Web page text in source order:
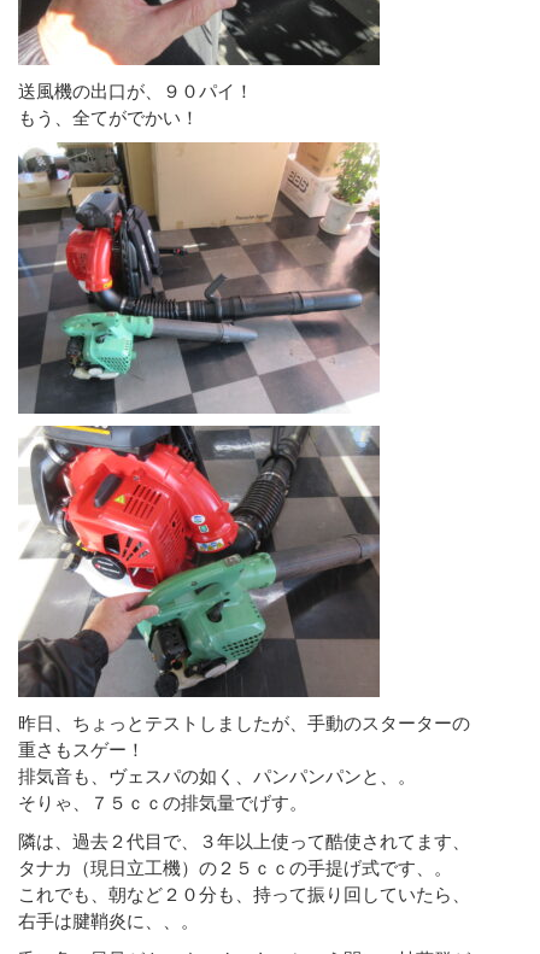
送風機の出口が、９０パイ！
もう、全てがでかい！
昨日、ちょっとテストしましたが、手動のスターターの
重さもスゲー！
排気音も、ヴェスパの如く、パンパンパンと、。
そりゃ、７５ｃｃの排気量でげす。
隣は、過去２代目で、３年以上使って酷使されてます、
タナカ（現日立工機）の２５ｃｃの手提げ式です、。
これでも、朝など２０分も、持って振り回していたら、
右手は腱鞘炎に、、。